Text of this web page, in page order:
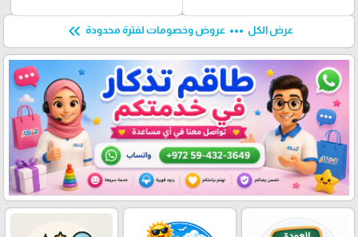
عرض الكل more_horiz عروض وخصومات لفترة محدودة keyboard_double_arrow_left